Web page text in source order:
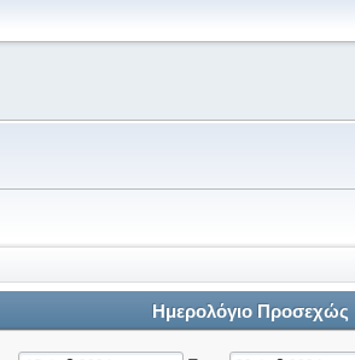
Ημερολόγιο Προσεχώς